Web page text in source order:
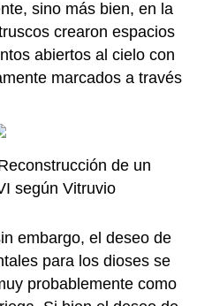
sino más bien, en la
crearon espacios
abiertos al cielo con
marcados a través
de un
según Vitruvio
embargo, el deseo de
para los dioses se
probablemente como